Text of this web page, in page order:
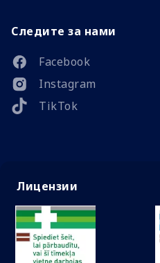
Следите за нами
Facebook
Instagram
TikTok
Лицензии